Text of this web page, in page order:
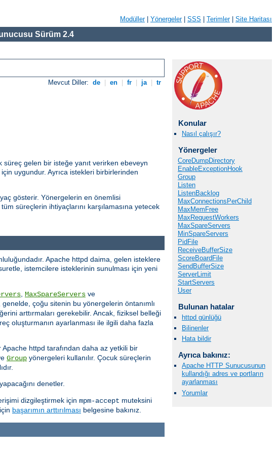
Modüller| Yönergeler| SSS Terimler| Site Haritası
Sürüm 2.4
Mevcut Diller: de en fr ja tr
gelen bir isteğe yanıt verirken ebeveyn
uygundur. Ayrıca istekleri birbirlerinden
gösterir. Yönergelerin en önemlisi
süreçlerin ihtiyaçlarını karşılamasına yetecek
Konular
Nasıl çalışır?
Yönergeler
CoreDumpDirectory
EnableExceptionHook
Group
Listen
ListenBacklog
MaxConnectionsPerChild
MaxMemFree
MaxRequestWorkers
MaxSpareServers
MinSpareServers
PidFile
ReceiveBufferSize
ScoreBoardFile
SendBufferSize
ServerLimit
StartServers
User
Bulunan hatalar
httpd günlüğü
Bilinenler
Hata bildir
Ayrıca bakınız:
Apache HTTP Sunucusunun
kullandığı adres ve portların
ayarlanması
Yorumlar
Apache httpd daima, gelen isteklere
istemcilere isteklerinin sunulması için yeni
MaxSpareServers ve
çoğu sitenin bu yönergelerin öntanımlı
arttırmaları gerekebilir. Ancak, fiziksel belleği
oluşturmanın ayarlanması ile ilgili daha fazla
Apache httpd tarafından daha az yetkili bir
Group yönergeleri kullanılır. Çocuk süreçlerin
denetler.
dizgileştirmek için mpm-accept muteksini
başarımın arttırılması belgesine bakınız.